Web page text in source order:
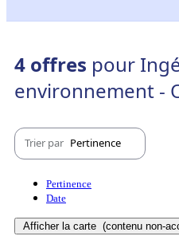
4 offres pour
environnement -
Trier par Pertinence
Pertinence
Date
Afficher la carte (contenu non-